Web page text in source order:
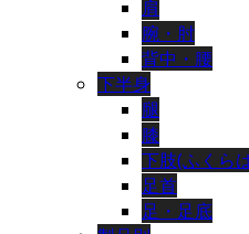
肩
腕・肘
背中・腰
下半身
腿
膝
下肢(ふくら
足首
足・足底